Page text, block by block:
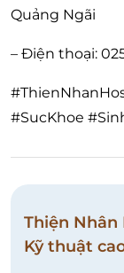
Quảng Ngãi
– Điện thoại:
#SucKhoe
Thiện Nhân
Kỹ thuật